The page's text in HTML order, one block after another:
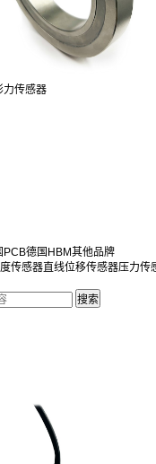
力传感器
PCB德国HBM其他品牌
传感器直线位移传感器压力传